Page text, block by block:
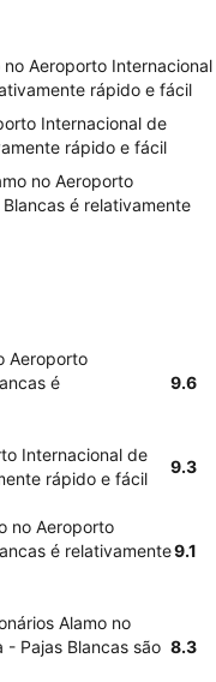
Aeroporto Internacional
rápido e fácil
Internacional de
rápido e fácil
no Aeroporto
é relativamente
Aeroporto
é
9.6
Internacional de
rápido e fácil
9.3
no Aeroporto
é relativamente9.1
Alamo no
Pajas Blancas são 8.3